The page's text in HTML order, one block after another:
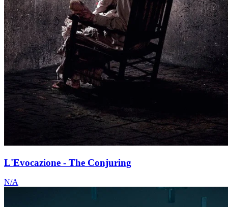
L'Evocazione - The Conjuring
N/A